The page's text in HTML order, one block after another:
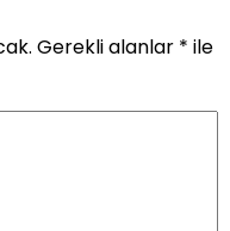
Gerekli alanlar * ile